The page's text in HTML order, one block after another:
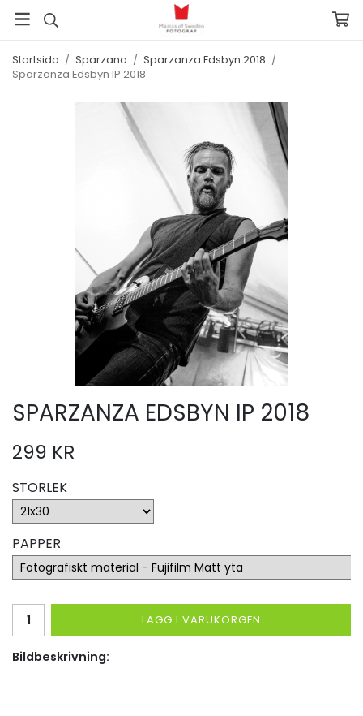
Startsida / Sparzana / Sparzanza Edsbyn 2018 /
Sparzanza Edsbyn IP 2018
SPARZANZA EDSBYN IP 2018
299 KR
STORLEK
PAPPER
LÄGG I VARUKORGEN
Bildbeskrivning: